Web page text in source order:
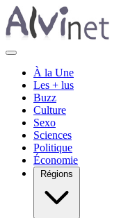
À la Une
Les + lus
Buzz
Culture
Sexo
Sciences
Politique
Économie
Régions